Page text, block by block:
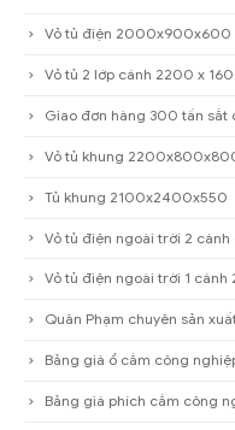
Vỏ tủ điện 2000x900x600
Vỏ tủ 2 lớp cánh 2200 x
Giao đơn hàng 300 tấn sắt
Vỏ tủ khung
Tủ khung 2100x2400x550
Vỏ tủ điện ngoài trời 2
Vỏ tủ điện ngoài trời 1 cánh
Quân Phạm chuyên sản
Bảng giá ổ cắm công
Bảng giá phích cắm công